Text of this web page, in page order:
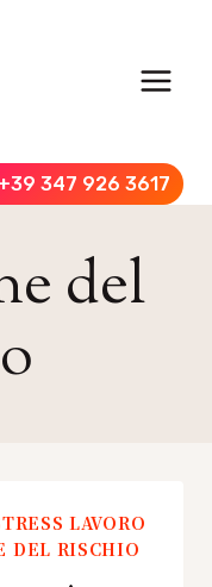
347 926 3617
del
LAVORO
DEL RISCHIO